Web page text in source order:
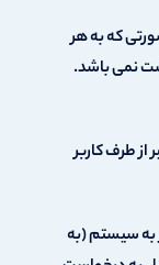
که به هر
نمی باشد.
از طرف کاربر
به سیستم (به